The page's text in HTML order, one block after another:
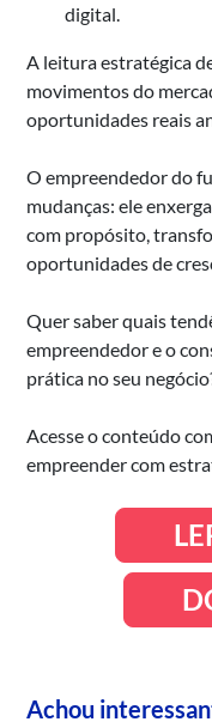
digital.
A leitura estratégica
movimentos do
oportunidades reais
O empreendedor do
mudanças: ele
com propósito,
oportunidades de
Quer saber quais
empreendedor e o
prática no seu
Acesse o conteúdo
empreender com
Achou